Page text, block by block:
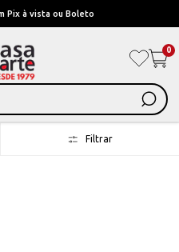
6x sem juros ou ate 12x com juros
0
Filtrar